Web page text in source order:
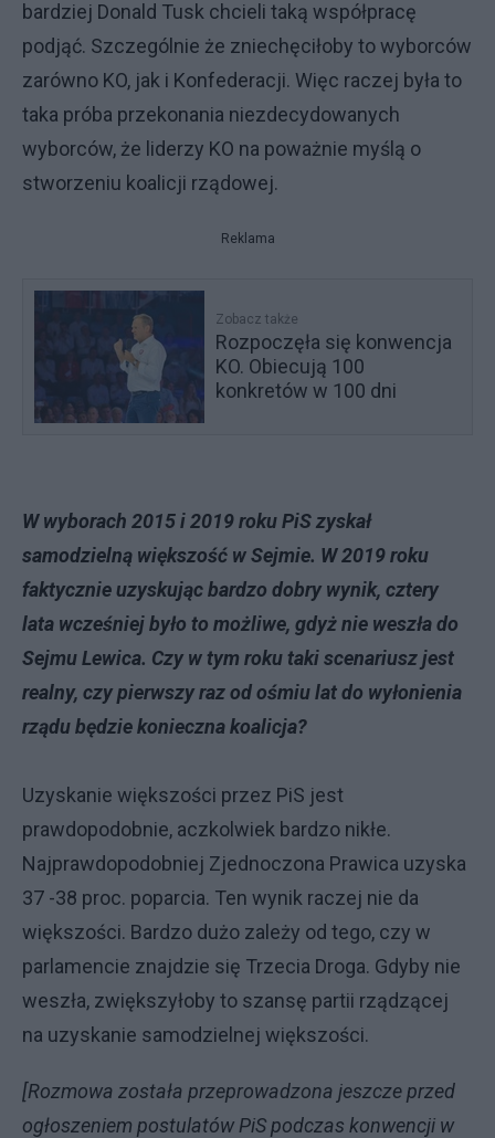
bardziej Donald Tusk chcieli taką współpracę
podjąć. Szczególnie że zniechęciłoby to wyborców
zarówno KO, jak i Konfederacji. Więc raczej była to
taka próba przekonania niezdecydowanych
wyborców, że liderzy KO na poważnie myślą o
stworzeniu koalicji rządowej.
Reklama
Zobacz także
Rozpoczęła się konwencja
KO. Obiecują 100
konkretów w 100 dni
W wyborach 2015 i 2019 roku PiS zyskał
samodzielną większość w Sejmie. W 2019 roku
faktycznie uzyskując bardzo dobry wynik, cztery
lata wcześniej było to możliwe, gdyż nie weszła do
Sejmu Lewica. Czy w tym roku taki scenariusz jest
realny, czy pierwszy raz od ośmiu lat do wyłonienia
rządu będzie konieczna koalicja?
Uzyskanie większości przez PiS jest
prawdopodobnie, aczkolwiek bardzo nikłe.
Najprawdopodobniej Zjednoczona Prawica uzyska
37 -38 proc. poparcia. Ten wynik raczej nie da
większości. Bardzo dużo zależy od tego, czy w
parlamencie znajdzie się Trzecia Droga. Gdyby nie
weszła, zwiększyłoby to szansę partii rządzącej
na uzyskanie samodzielnej większości.
[Rozmowa została przeprowadzona jeszcze przed
ogłoszeniem postulatów PiS podczas konwencji w